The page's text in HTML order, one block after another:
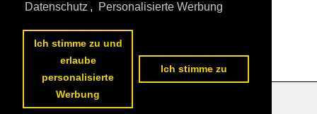
Datenschutzerklärung
Datenschutz , Personalisierte Werbung
Ich stimme zu und
erlaube
personalisierte
Werbung
Ich stimme zu